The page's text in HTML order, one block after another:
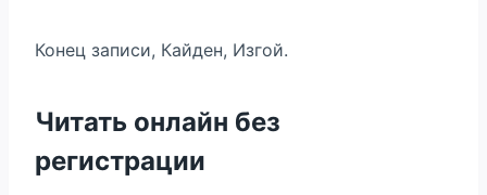
Конец записи, Кайден, Изгой.
Читать онлайн без
регистрации